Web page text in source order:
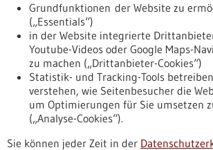
Nach oben
Grundfunktionen der Website zu
(„Essentials“)
in der Website integrierte
Youtube-Videos oder Google Maps-
zu machen („Drittanbieter-Cookies“)
Statistik- und Tracking-Tools
verstehen, wie Seitenbesucher die
um Optimierungen für Sie umsetzen
(„Analyse-Cookies“).
Sie können jeder Zeit in der